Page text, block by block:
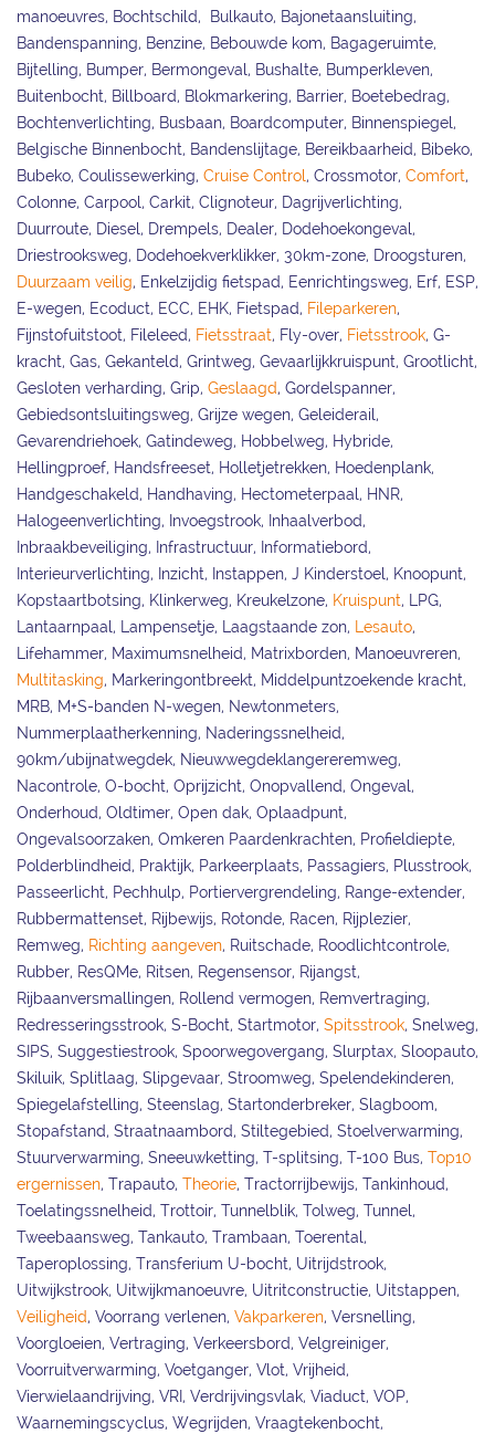
manoeuvres, Bochtschild, Bulkauto, Bajonetaansluiting,
Bandenspanning, Benzine, Bebouwde kom, Bagageruimte,
Bijtelling, Bumper, Bermongeval, Bushalte, Bumperkleven,
Buitenbocht, Billboard, Blokmarkering, Barrier, Boetebedrag,
Bochtenverlichting, Busbaan, Boardcomputer, Binnenspiegel,
Belgische Binnenbocht, Bandenslijtage, Bereikbaarheid, Bibeko,
Bubeko, Coulissewerking, Cruise Control, Crossmotor, Comfort,
Colonne, Carpool, Carkit, Clignoteur, Dagrijverlichting,
Duurroute, Diesel, Drempels, Dealer, Dodehoekongeval,
Driestrooksweg, Dodehoekverklikker, 30km-zone, Droogsturen,
Duurzaam veilig, Enkelzijdig fietspad, Eenrichtingsweg, Erf, ESP,
E-wegen, Ecoduct, ECC, EHK, Fietspad, Fileparkeren,
Fijnstofuitstoot, Fileleed, Fietsstraat, Fly-over, Fietsstrook, G-
kracht, Gas, Gekanteld, Grintweg, Gevaarlijkkruispunt, Grootlicht,
Gesloten verharding, Grip, Geslaagd, Gordelspanner,
Gebiedsontsluitingsweg, Grijze wegen, Geleiderail,
Gevarendriehoek, Gatindeweg, Hobbelweg, Hybride,
Hellingproef, Handsfreeset, Holletjetrekken, Hoedenplank,
Handgeschakeld, Handhaving, Hectometerpaal, HNR,
Halogeenverlichting, Invoegstrook, Inhaalverbod,
Inbraakbeveiliging, Infrastructuur, Informatiebord,
Interieurverlichting, Inzicht, Instappen, J Kinderstoel, Knoopunt,
Kopstaartbotsing, Klinkerweg, Kreukelzone, Kruispunt, LPG,
Lantaarnpaal, Lampensetje, Laagstaande zon, Lesauto,
Lifehammer, Maximumsnelheid, Matrixborden, Manoeuvreren,
Multitasking, Markeringontbreekt, Middelpuntzoekende kracht,
MRB, M+S-banden N-wegen, Newtonmeters,
Nummerplaatherkenning, Naderingssnelheid,
90km/ubijnatwegdek, Nieuwwegdeklangereremweg,
Nacontrole, O-bocht, Oprijzicht, Onopvallend, Ongeval,
Onderhoud, Oldtimer, Open dak, Oplaadpunt,
Ongevalsoorzaken, Omkeren Paardenkrachten, Profieldiepte,
Polderblindheid, Praktijk, Parkeerplaats, Passagiers, Plusstrook,
Passeerlicht, Pechhulp, Portiervergrendeling, Range-extender,
Rubbermattenset, Rijbewijs, Rotonde, Racen, Rijplezier,
Remweg, Richting aangeven, Ruitschade, Roodlichtcontrole,
Rubber, ResQMe, Ritsen, Regensensor, Rijangst,
Rijbaanversmallingen, Rollend vermogen, Remvertraging,
Redresseringsstrook, S-Bocht, Startmotor, Spitsstrook, Snelweg,
SIPS, Suggestiestrook, Spoorwegovergang, Slurptax, Sloopauto,
Skiluik, Splitlaag, Slipgevaar, Stroomweg, Spelendekinderen,
Spiegelafstelling, Steenslag, Startonderbreker, Slagboom,
Stopafstand, Straatnaambord, Stiltegebied, Stoelverwarming,
Stuurverwarming, Sneeuwketting, T-splitsing, T-100 Bus, Top10
ergernissen, Trapauto, Theorie, Tractorrijbewijs, Tankinhoud,
Toelatingssnelheid, Trottoir, Tunnelblik, Tolweg, Tunnel,
Tweebaansweg, Tankauto, Trambaan, Toerental,
Taperoplossing, Transferium U-bocht, Uitrijdstrook,
Uitwijkstrook, Uitwijkmanoeuvre, Uitritconstructie, Uitstappen,
Veiligheid, Voorrang verlenen, Vakparkeren, Versnelling,
Voorgloeien, Vertraging, Verkeersbord, Velgreiniger,
Voorruitverwarming, Voetganger, Vlot, Vrijheid,
Vierwielaandrijving, VRI, Verdrijvingsvlak, Viaduct, VOP,
Waarnemingscyclus, Wegrijden, Vraagtekenbocht,